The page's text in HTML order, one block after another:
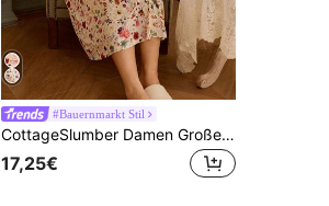
#Bauernmarkt Stil
CottageSlumber Damen Große Größen Buntes Blumen Digital-Muster Rundhals Doppellagiges Rüschen-Saum Schleife Weiche & Bequeme Rippstrick Stoff Volantärmel Midi Kleid, Lässiger Landhausstil kann als Nachtwäsche getragen werden
17,25€